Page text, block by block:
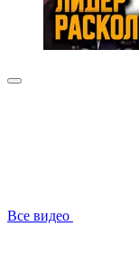
Все видео